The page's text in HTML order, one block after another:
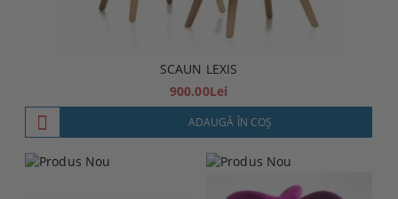
SCAUN LEXIS
900.00Lei
ADAUGĂ ÎN COŞ